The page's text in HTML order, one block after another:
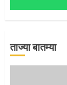
ताज्या बातम्या